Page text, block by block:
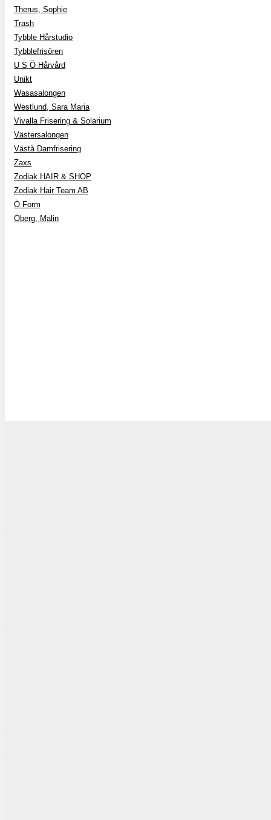
Therus, Sophie
Trash
Tybble Hårstudio
Tybblefrisören
U S Ö Hårvård
Unikt
Wasasalongen
Westlund, Sara Maria
Vivalla Frisering & Solarium
Västersalongen
Västå Damfrisering
Zaxs
Zodiak HAIR & SHOP
Zodiak Hair Team AB
Ö Form
Öberg, Malin